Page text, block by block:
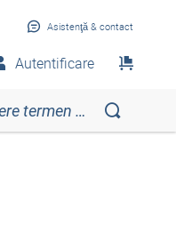
Asistenţă & contact
Autentificare